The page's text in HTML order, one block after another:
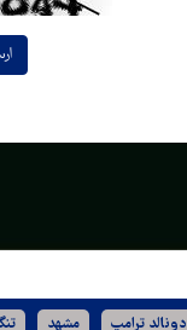
دونالد ترامپ مشهد